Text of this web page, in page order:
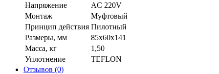
Напряжение
AC 220V
Монтаж
Муфтовый
Принцип действия Пилотный
Размеры, мм
85x60x141
Масса, кг
1,50
Уплотнение
TEFLON
Отзывов (0)